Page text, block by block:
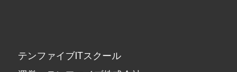
テンファイブITスクール